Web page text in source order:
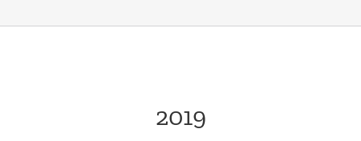
2019